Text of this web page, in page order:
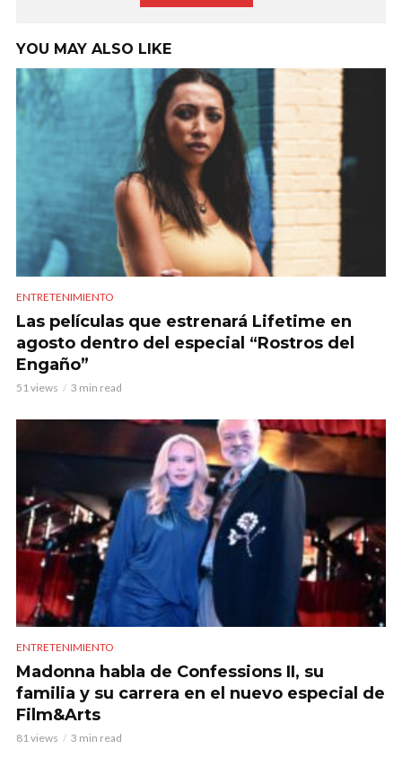
YOU MAY ALSO LIKE
ENTRETENIMIENTO
Las películas que estrenará Lifetime en
agosto dentro del especial “Rostros del
Engaño”
51 views 3 min read
ENTRETENIMIENTO
Madonna habla de Confessions II, su
familia y su carrera en el nuevo especial de
Film&Arts
81 views 3 min read